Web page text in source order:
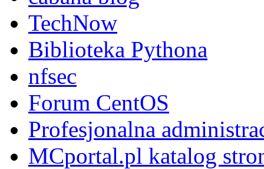
TechNow
Biblioteka Pythona
nfsec
Forum CentOS
Profesjonalna
MCportal.pl katalog